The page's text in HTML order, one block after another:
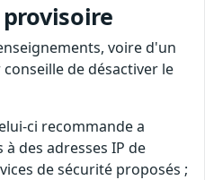
voire d'un
de désactiver le
ci recommande a
des adresses IP de
de sécurité proposés ;